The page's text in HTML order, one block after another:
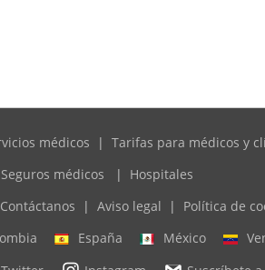
médicos | Tarifas para médicos y
Seguros médicos |
Hospitales
Contáctanos | Aviso legal |
Política de
España México